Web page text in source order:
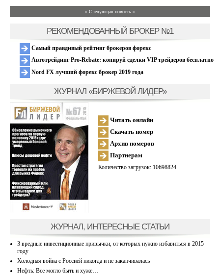
» Следующая новость »
РЕКОМЕНДОВАННЫЙ БРОКЕР №1
Самый правдивый рейтинг брокеров форекс
Автотрейдинг Pro-Rebate: копируй сделки VIP трейдеров бесплатно
Nord FX лучший форекс брокер 2019 года
ЖУРНАЛ «БИРЖЕВОЙ ЛИДЕР»
Читать онлайн
Скачать номер
Архив номеров
Партнерам
Количество загрузок: 10698824
ЖУРНАЛ, ИНТЕРЕСНЫЕ СТАТЬИ
3 вредные инвестиционные привычки, от которых нужно избавиться в 2015
году
Холодная война с Россией никогда и не заканчивалась
Нефть: Все могло быть и хуже…